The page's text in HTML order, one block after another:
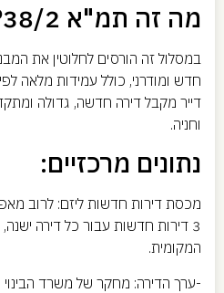
מה זה תמ"א 38/2?
במסלול זה הורסים לחלוטין את
חדש ומודרני, כולל עמידות מלאה
דייר מקבל דירה חדשה, גדולה
וחניה.
נתונים מרכזיים:
3 דירות חדשות עבור כל דירה
המקומית.